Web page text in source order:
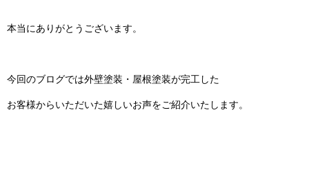
本当にありがとうございます。
今回のブログでは外壁塗装・屋根塗装が完工した
お客様からいただいた嬉しいお声をご紹介いたします。